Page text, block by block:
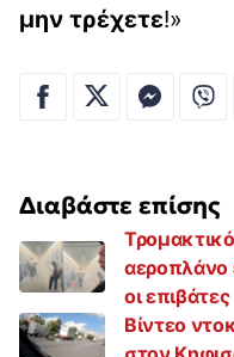
μην τρέχετε!»
Διαβάστε επίσης
αεροπλάνο
οι επιβάτες
Βίντεο